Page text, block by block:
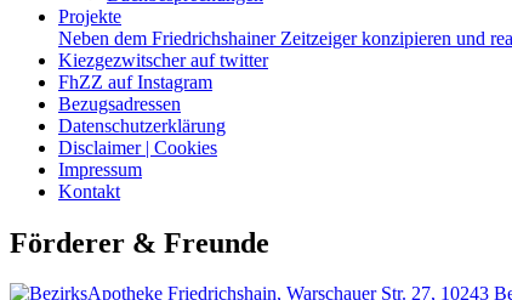
Projekte
Neben dem Friedrichshainer Zeitzeiger konzipieren und
Kiezgezwitscher auf twitter
FhZZ auf Instagram
Bezugsadressen
Datenschutzerklärung
Disclaimer | Cookies
Impressum
Kontakt
Förderer & Freunde